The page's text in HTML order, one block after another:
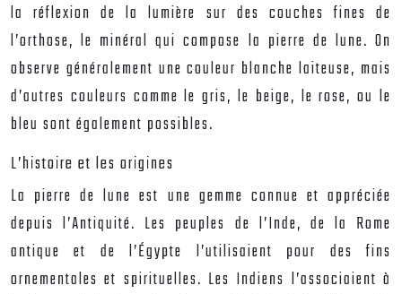
la réflexion de la lumière sur des couches fines de
l’orthose, le minéral qui compose la pierre de lune. On
observe généralement une couleur blanche laiteuse, mais
d’autres couleurs comme le gris, le beige, le rose, ou le
bleu sont également possibles.
L’histoire et les origines
La pierre de lune est une gemme connue et appréciée
depuis l’Antiquité. Les peuples de l’Inde, de la Rome
antique et de l’Égypte l’utilisaient pour des fins
ornementales et spirituelles. Les Indiens l’associaient à